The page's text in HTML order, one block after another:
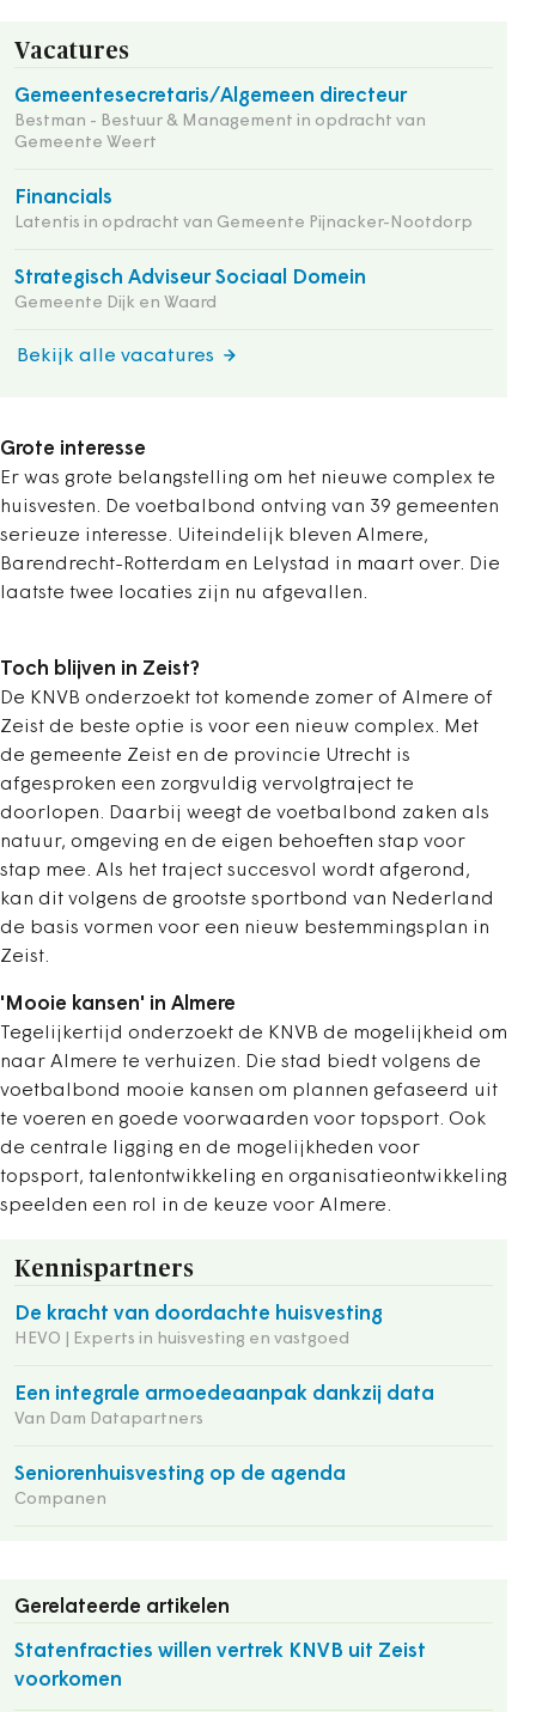
Vacatures
Gemeentesecretaris/Algemeen directeur
Bestman - Bestuur & Management in opdracht van
Gemeente Weert
Financials
Latentis in opdracht van Gemeente Pijnacker-Nootdorp
Strategisch Adviseur Sociaal Domein
Gemeente Dijk en Waard
Bekijk alle vacatures
Grote interesse
Er was grote belangstelling om het nieuwe complex te
huisvesten. De voetbalbond ontving van 39 gemeenten
serieuze interesse. Uiteindelijk bleven Almere,
Barendrecht-Rotterdam en Lelystad in maart over. Die
laatste twee locaties zijn nu afgevallen.
Toch blijven in Zeist?
De KNVB onderzoekt tot komende zomer of Almere of
Zeist de beste optie is voor een nieuw complex. Met
de gemeente Zeist en de provincie Utrecht is
afgesproken een zorgvuldig vervolgtraject te
doorlopen. Daarbij weegt de voetbalbond zaken als
natuur, omgeving en de eigen behoeften stap voor
stap mee. Als het traject succesvol wordt afgerond,
kan dit volgens de grootste sportbond van Nederland
de basis vormen voor een nieuw bestemmingsplan in
Zeist.
'Mooie kansen' in Almere
Tegelijkertijd onderzoekt de KNVB de mogelijkheid om
naar Almere te verhuizen. Die stad biedt volgens de
voetbalbond mooie kansen om plannen gefaseerd uit
te voeren en goede voorwaarden voor topsport. Ook
de centrale ligging en de mogelijkheden voor
topsport, talentontwikkeling en organisatieontwikkeling
speelden een rol in de keuze voor Almere.
Kennispartners
De kracht van doordachte huisvesting
HEVO | Experts in huisvesting en vastgoed
Een integrale armoedeaanpak dankzij data
Van Dam Datapartners
Seniorenhuisvesting op de agenda
Companen
Gerelateerde artikelen
Statenfracties willen vertrek KNVB uit Zeist
voorkomen